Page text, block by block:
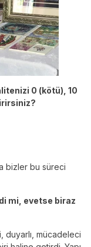
0 (kötü), 10
bizler bu süreci
mi, evetse biraz
duyarlı, mücadeleci